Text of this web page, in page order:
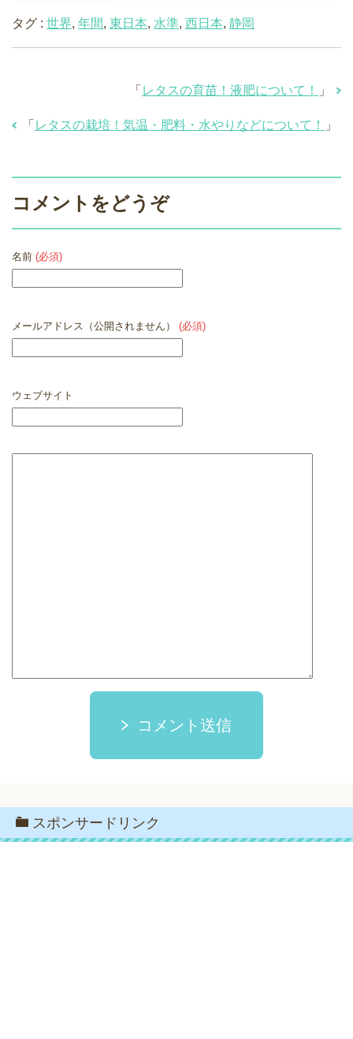
タグ : 世界, 年間, 東日本, 水準, 西日本, 静岡
「 レタスの育苗！液肥について！ 」
「 レタスの栽培！気温・肥料・水やりなどについて！ 」
コメントをどうぞ
名前 (必須)
メールアドレス（公開されません） (必須)
ウェブサイト
コメント送信
スポンサードリンク